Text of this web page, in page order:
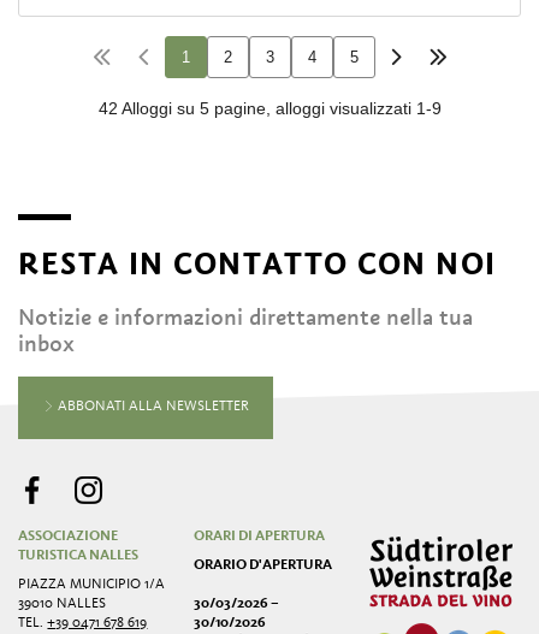
RESTA IN CONTATTO CON NOI
Notizie e informazioni direttamente nella tua
inbox
ABBONATI ALLA NEWSLETTER
ASSOCIAZIONE
TURISTICA NALLES
PIAZZA MUNICIPIO 1/A
39010 NALLES
TEL.+39 0471 678 619
ORARI DI APERTURA
ORARIO D'APERTURA
30/03/2026 –
30/10/2026